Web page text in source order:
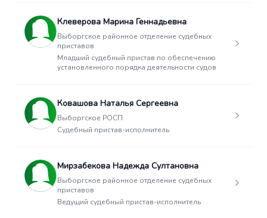
Клеверова Марина Геннадьевна
Выборгское районное отделение судебных
приставов
Младший судебный пристав по обеспечению
установленного порядка деятельности судов
Ковашова Наталья Сергеевна
Выборгское РОСП
Судебный пристав-исполнитель
Мирзабекова Надежда Султановна
Выборгское районное отделение судебных
приставов
Ведущий судебный пристав-исполнитель